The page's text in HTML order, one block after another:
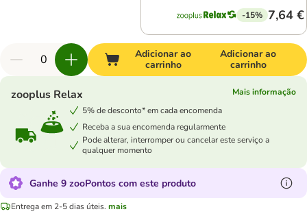
-15% 7,64 €
Adicionar ao
carrinho
Adicionar ao
carrinho
zooplus Relax
Mais informação
5% de desconto* em cada encomenda
Receba a sua encomenda regularmente
Pode alterar, interromper ou cancelar este serviço a
qualquer momento
Ganhe 9 zooPontos com este produto
Entrega em 2-5 dias úteis. mais